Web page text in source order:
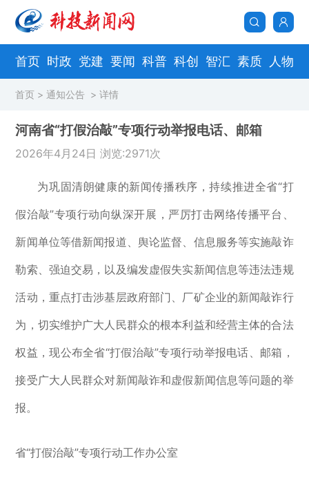
首页 时政 党建 要闻 科普 科创 智汇 素质 人物
首页 >通知公告 > 详情
河南省“打假治敲”专项行动举报电话、邮箱
2026年4月24日 浏览:2971次
为巩固清朗健康的新闻传播秩序，持续推进全省“打
假治敲”专项行动向纵深开展，严厉打击网络传播平台、
新闻单位等借新闻报道、舆论监督、信息服务等实施敲诈
勒索、强迫交易，以及编发虚假失实新闻信息等违法违规
活动，重点打击涉基层政府部门、厂矿企业的新闻敲诈行
为，切实维护广大人民群众的根本利益和经营主体的合法
权益，现公布全省“打假治敲”专项行动举报电话、邮箱，
接受广大人民群众对新闻敲诈和虚假新闻信息等问题的举
报。
省“打假治敲”专项行动工作办公室